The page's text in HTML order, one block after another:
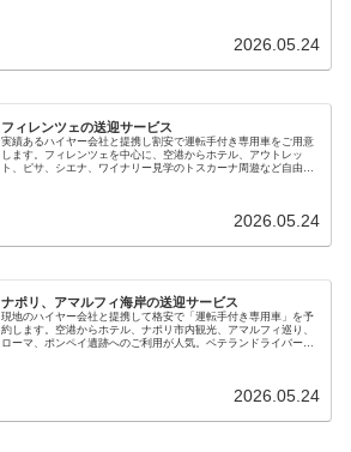
2026.05.24
フィレンツェの送迎サービス
実績あるハイヤー会社と提携し割安で運転手付き専用車をご用意
します。フィレンツェを中心に、空港からホテル、アウトレッ
ト、ピサ、シエナ、ワイナリー見学のトスカーナ周遊など自由に
2026.05.24
ナポリ、アマルフィ海岸の送迎サービス
現地のハイヤー会社と提携して格安で「運転手付き専用車」を予
約します。空港からホテル、ナポリ市内観光、アマルフィ巡り、
ローマ、ポンペイ遺跡へのご利用が人気。ベテランドライバーで
2026.05.24